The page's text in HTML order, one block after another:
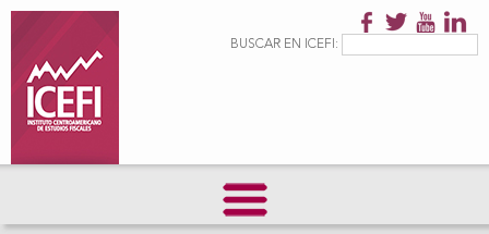
principalFormulario de
BUSCAR EN ICEFI: